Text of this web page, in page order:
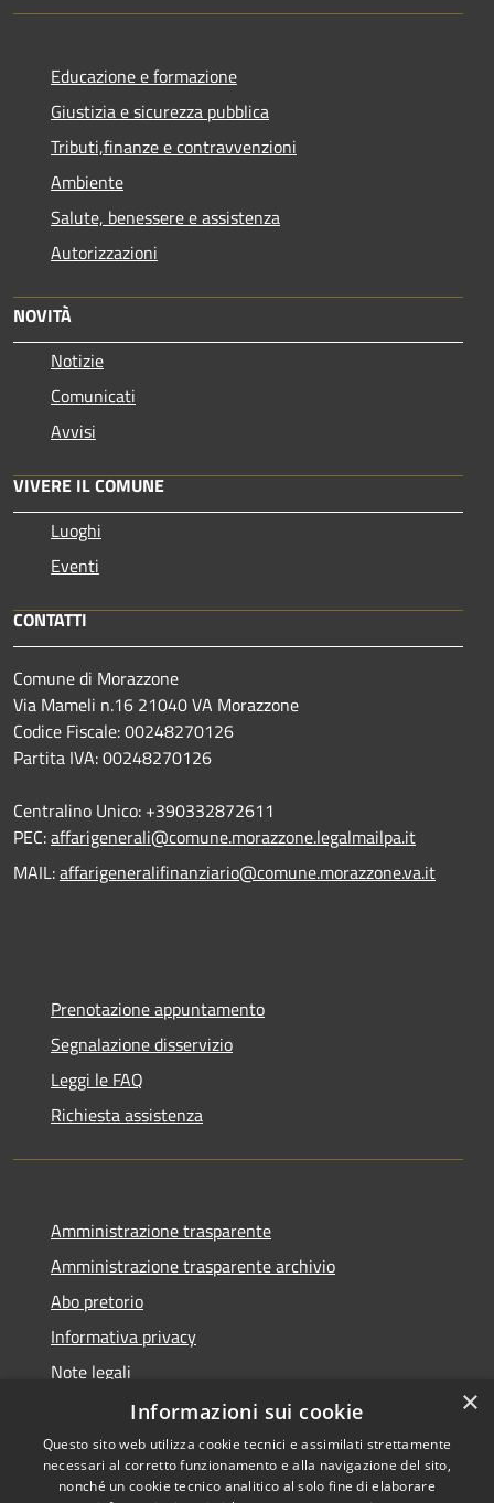
Educazione e formazione
Giustizia e sicurezza pubblica
Tributi,finanze e contravvenzioni
Ambiente
Salute, benessere e assistenza
Autorizzazioni
NOVITÀ
Notizie
Comunicati
Avvisi
VIVERE IL COMUNE
Luoghi
Eventi
CONTATTI
Comune di Morazzone
Via Mameli n.16 21040 VA Morazzone
Codice Fiscale: 00248270126
Partita IVA: 00248270126
Centralino Unico: +390332872611
PEC:affarigenerali@comune.morazzone.legalmailpa.it
MAIL:affarigeneralifinanziario@comune.morazzone.va.it
Prenotazione appuntamento
Segnalazione disservizio
Leggi le FAQ
Richiesta assistenza
Amministrazione trasparente
Amministrazione trasparente archivio
Abo pretorio
Informativa privacy
Note legali
Dichiarazione di accessibilità
×
Informazioni sui cookie
Questo sito web utilizza cookie tecnici e assimilati strettamente
necessari al corretto funzionamento e alla navigazione del sito,
nonché un cookie tecnico analitico al solo fine di elaborare